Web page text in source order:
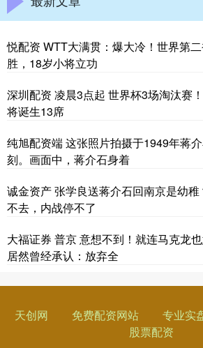
悦配资 WTT大满贯：爆大冷！世界第
胜，18岁小将立功
深圳配资 凌晨3点起 世界杯3场淘汰赛
将诞生13席
纯旭配资端 这张照片拍摄于1949年蒋
刻。画面中，蒋介石身着
诚金资产 张学良送蒋介石回南京是幼稚
不去，内战停不了
大福证券 普京 意想不到！就连马克龙
居然曾经承认：放弃全
天创网 免费配资网站 专业实
股票配资